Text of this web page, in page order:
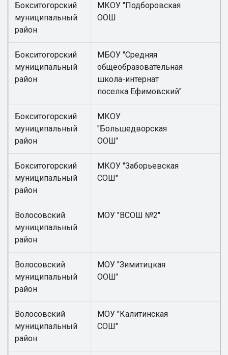
Бокситогорский
муниципальный
район
МКОУ "Подборовская
ООШ
Бокситогорский
муниципальный
район
МБОУ "Средняя
общеобразовательная
школа-интернат
поселка Ефимовский"
Бокситогорский
муниципальный
район
МКОУ
"Большедворская
ООШ"
Бокситогорский
муниципальный
район
МКОУ "Заборьевская
СОШ"
Волосовский
муниципальный
район
МОУ "ВСОШ №2"
Волосовский
муниципальный
район
МОУ "Зимитицкая
ООШ"
Волосовский
муниципальный
район
МОУ "Калитинская
СОШ"